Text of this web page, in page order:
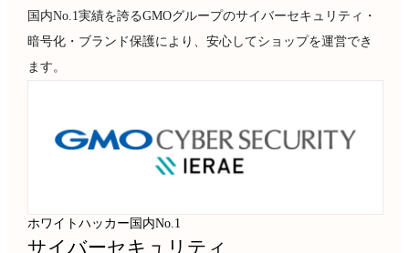
国内No.1実績を誇るGMOグループのサイバーセキュリティ・
暗号化・ブランド保護により、安心してショップを運営でき
ます。
ホワイトハッカー国内No.1
サイバーセキュリティ